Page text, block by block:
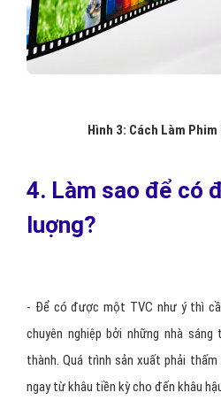
Hình 3: Cách Làm Phim
4. Làm sao để có
luợng?
- Để có được một TVC như ý thì
chuyên nghiệp bởi những nhà
thành. Quá trình sản xuất phải
ngay từ khâu tiền kỳ cho đến khâu